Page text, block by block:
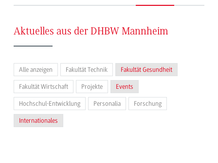
Aktuelles aus der DHBW Mannheim
Alle anzeigen Fakultät Technik Fakultät Gesundheit
Fakultät Wirtschaft Projekte Events
Hochschul-Entwicklung Personalia Forschung
Internationales